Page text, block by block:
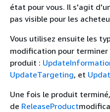
état pour vous. Il s'agit
pas visible pour les
Vous utilisez ensuite les
modification pour terminer
produit :
UpdateTargeting, et
Une fois le produit
de ReleaseProduct